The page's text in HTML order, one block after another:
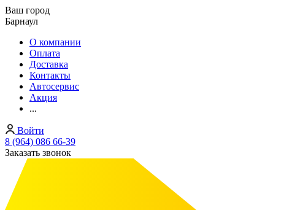
Ваш город
Барнаул
О компании
Оплата
Доставка
Контакты
Автосервис
Акция
...
Войти
8 (964) 086 66-39
Заказать звонок